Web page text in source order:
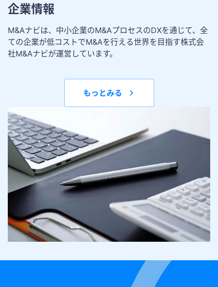
企業情報
M&Aナビは、中小企業のM&AプロセスのDXを通じて、全
ての企業が低コストでM&Aを行える世界を目指す株式会
社M&Aナビが運営しています。
もっとみる